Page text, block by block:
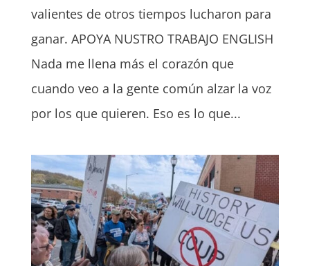
valientes de otros tiempos lucharon para
ganar. APOYA NUSTRO TRABAJO ENGLISH
Nada me llena más el corazón que
cuando veo a la gente común alzar la voz
por los que quieren. Eso es lo que...